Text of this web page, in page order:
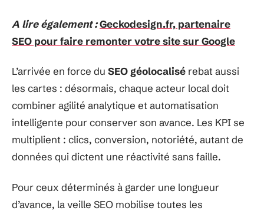
A lire également :Geckodesign.fr, partenaire
SEO pour faire remonter votre site sur Google
L’arrivée en force du SEO géolocalisé rebat aussi
les cartes : désormais, chaque acteur local doit
combiner agilité analytique et automatisation
intelligente pour conserver son avance. Les KPI se
multiplient : clics, conversion, notoriété, autant de
données qui dictent une réactivité sans faille.
Pour ceux déterminés à garder une longueur
d’avance, la veille SEO mobilise toutes les